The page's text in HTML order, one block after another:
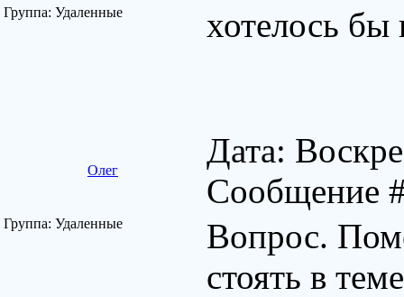
Группа: Удаленные хотелось бы
Олег
Дата:
Сообщение
Группа: Удаленные
Вопрос.
стоять в